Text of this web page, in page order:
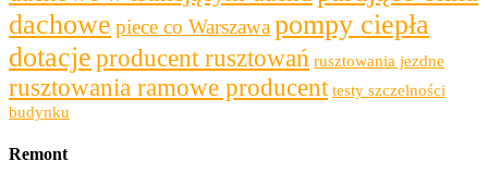
dachowe piece co Warszawapompy ciepła
dotacje producent rusztowań rusztowania jezdne
rusztowania ramowe producent testy szczelności
budynku
Remont